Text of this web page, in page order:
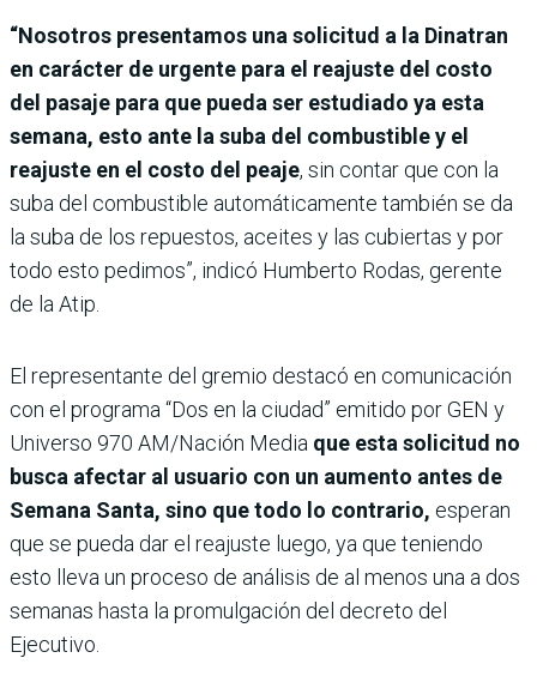
“Nosotros presentamos una solicitud a la Dinatran
en carácter de urgente para el reajuste del costo
del pasaje para que pueda ser estudiado ya esta
semana, esto ante la suba del combustible y el
reajuste en el costo del peaje, sin contar que con la
suba del combustible automáticamente también se da
la suba de los repuestos, aceites y las cubiertas y por
todo esto pedimos”, indicó Humberto Rodas, gerente
de la Atip.
El representante del gremio destacó en comunicación
con el programa “Dos en la ciudad” emitido por GEN y
Universo 970 AM/Nación Media que esta solicitud no
busca afectar al usuario con un aumento antes de
Semana Santa, sino que todo lo contrario, esperan
que se pueda dar el reajuste luego, ya que teniendo
esto lleva un proceso de análisis de al menos una a dos
semanas hasta la promulgación del decreto del
Ejecutivo.